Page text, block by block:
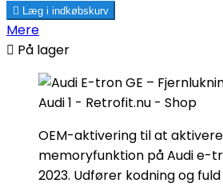
 Læg i indkøbskurv
Mere
 På lager
OEM-aktivering til at
memoryfunktion på Audi e-
2023. Udfører kodning og